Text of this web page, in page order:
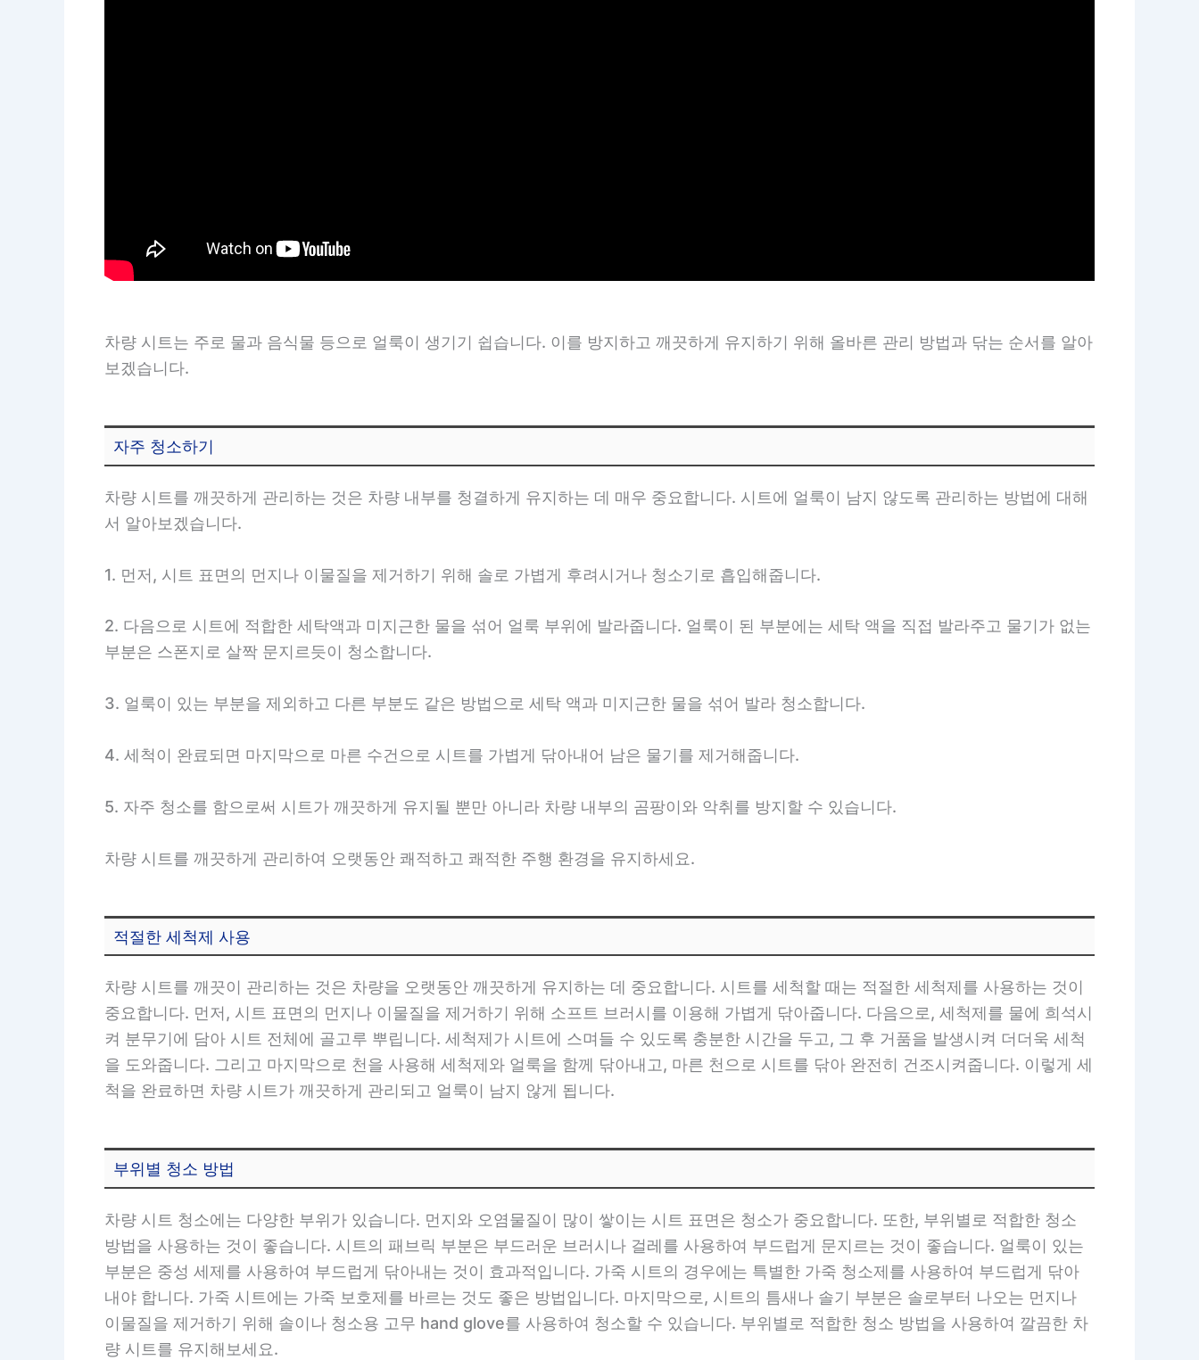
차량 시트는 주로 물과 음식물 등으로 얼룩이 생기기 쉽습니다. 이를 방지하고 깨끗하게 유지하기 위해 올바른 관리 방법과 닦는 순서를 알아
보겠습니다.
자주 청소하기
차량 시트를 깨끗하게 관리하는 것은 차량 내부를 청결하게 유지하는 데 매우 중요합니다. 시트에 얼룩이 남지 않도록 관리하는 방법에 대해
서 알아보겠습니다.
1. 먼저, 시트 표면의 먼지나 이물질을 제거하기 위해 솔로 가볍게 후려시거나 청소기로 흡입해줍니다.
2. 다음으로 시트에 적합한 세탁액과 미지근한 물을 섞어 얼룩 부위에 발라줍니다. 얼룩이 된 부분에는 세탁 액을 직접 발라주고 물기가 없는
부분은 스폰지로 살짝 문지르듯이 청소합니다.
3. 얼룩이 있는 부분을 제외하고 다른 부분도 같은 방법으로 세탁 액과 미지근한 물을 섞어 발라 청소합니다.
4. 세척이 완료되면 마지막으로 마른 수건으로 시트를 가볍게 닦아내어 남은 물기를 제거해줍니다.
5. 자주 청소를 함으로써 시트가 깨끗하게 유지될 뿐만 아니라 차량 내부의 곰팡이와 악취를 방지할 수 있습니다.
차량 시트를 깨끗하게 관리하여 오랫동안 쾌적하고 쾌적한 주행 환경을 유지하세요.
적절한 세척제 사용
차량 시트를 깨끗이 관리하는 것은 차량을 오랫동안 깨끗하게 유지하는 데 중요합니다. 시트를 세척할 때는 적절한 세척제를 사용하는 것이
중요합니다. 먼저, 시트 표면의 먼지나 이물질을 제거하기 위해 소프트 브러시를 이용해 가볍게 닦아줍니다. 다음으로, 세척제를 물에 희석시
켜 분무기에 담아 시트 전체에 골고루 뿌립니다. 세척제가 시트에 스며들 수 있도록 충분한 시간을 두고, 그 후 거품을 발생시켜 더더욱 세척
을 도와줍니다. 그리고 마지막으로 천을 사용해 세척제와 얼룩을 함께 닦아내고, 마른 천으로 시트를 닦아 완전히 건조시켜줍니다. 이렇게 세
척을 완료하면 차량 시트가 깨끗하게 관리되고 얼룩이 남지 않게 됩니다.
부위별 청소 방법
차량 시트 청소에는 다양한 부위가 있습니다. 먼지와 오염물질이 많이 쌓이는 시트 표면은 청소가 중요합니다. 또한, 부위별로 적합한 청소
방법을 사용하는 것이 좋습니다. 시트의 패브릭 부분은 부드러운 브러시나 걸레를 사용하여 부드럽게 문지르는 것이 좋습니다. 얼룩이 있는
부분은 중성 세제를 사용하여 부드럽게 닦아내는 것이 효과적입니다. 가죽 시트의 경우에는 특별한 가죽 청소제를 사용하여 부드럽게 닦아
내야 합니다. 가죽 시트에는 가죽 보호제를 바르는 것도 좋은 방법입니다. 마지막으로, 시트의 틈새나 솔기 부분은 솔로부터 나오는 먼지나
이물질을 제거하기 위해 솔이나 청소용 고무 hand glove를 사용하여 청소할 수 있습니다. 부위별로 적합한 청소 방법을 사용하여 깔끔한 차
량 시트를 유지해보세요.